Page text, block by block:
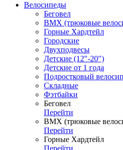
Велосипеды
Беговел
ВМХ (трюковые
Горные Хардтейл
Городские
Двухподвесы
Детские (12"-20")
Детские от 1 года
Подростковый
Складные
Фэтбайки
Беговел
Перейти
ВМХ (трюковые
Перейти
Горные Хардтейл
Перейти